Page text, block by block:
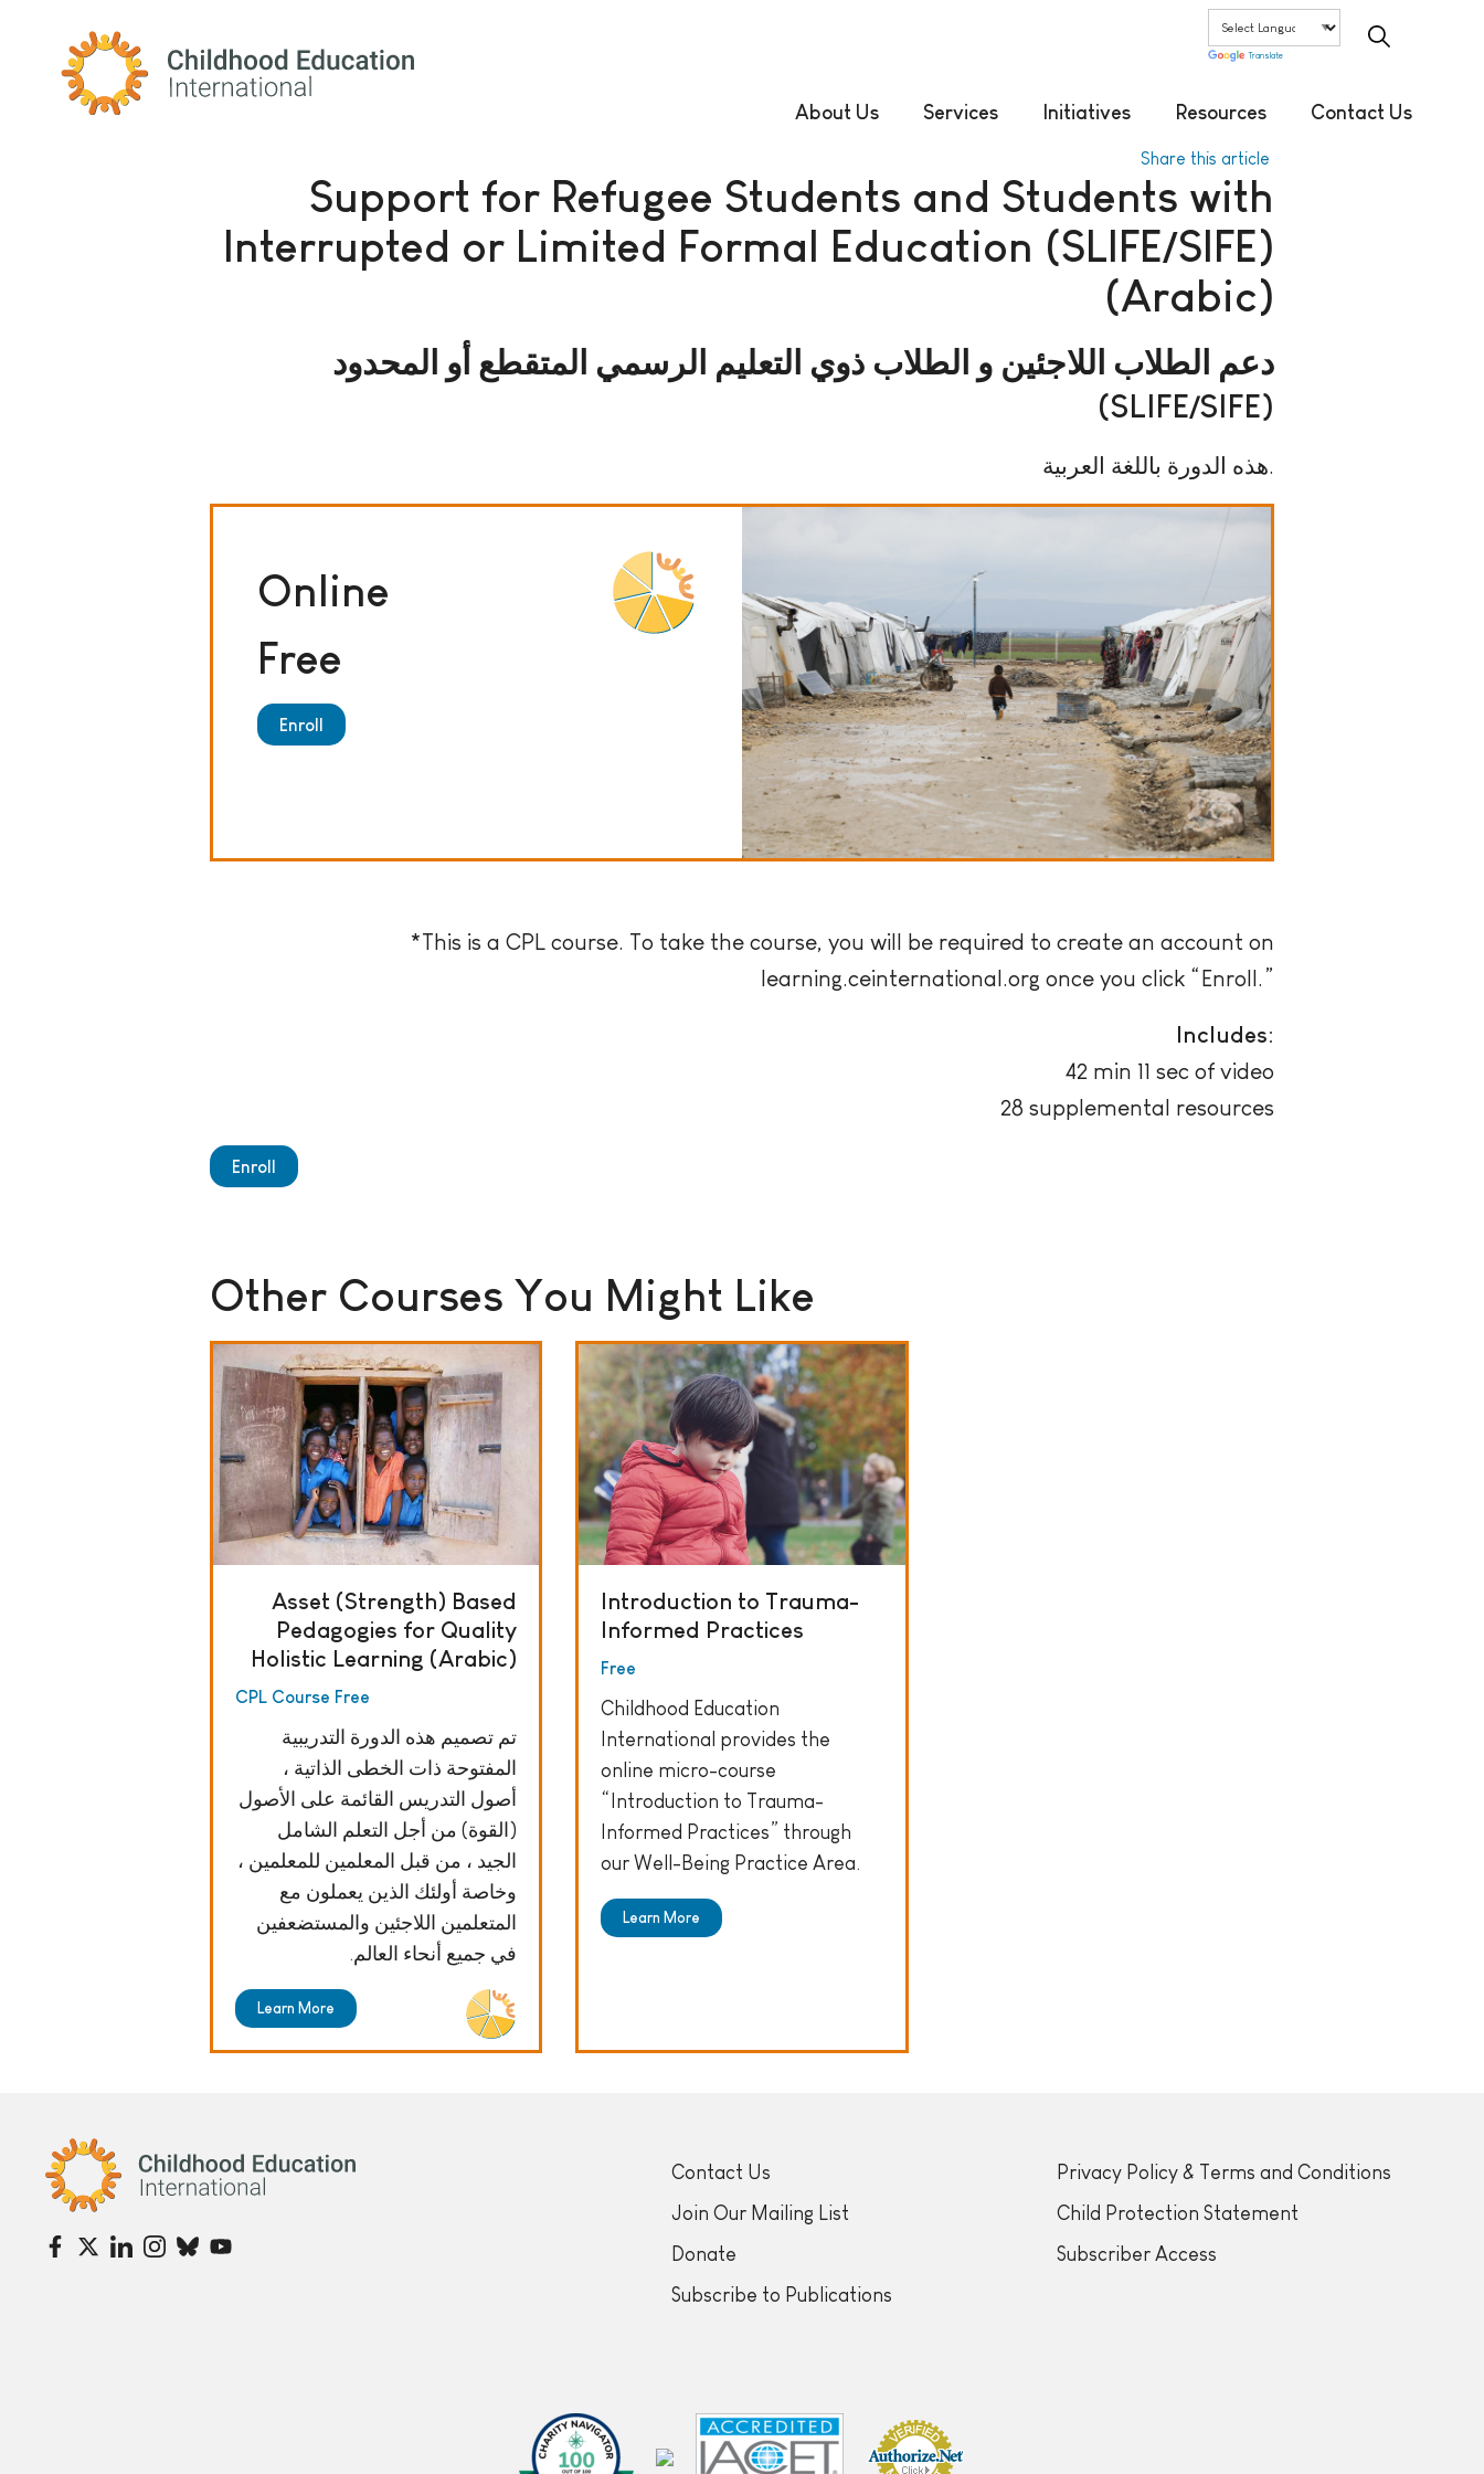
Childhood Education International
Translate
About Us Services Initiatives Resources Contact Us
Share this article
Support for Refugee Students and Students with
Interrupted or Limited Formal Education (SLIFE/SIFE)
(Arabic)
دعم الطلاب اللاجئين و الطلاب ذوي التعليم الرسمي المتقطع أو المحدود
(SLIFE/SIFE)
هذه الدورة باللغة العربية.
Online
Free
Enroll
*This is a CPL course. To take the course, you will be required to create an account on
learning.ceinternational.org once you click “Enroll.”
Includes:
42 min 11 sec of video
28 supplemental resources
Enroll
Other Courses You Might Like
Asset (Strength) Based
Pedagogies for Quality
Holistic Learning (Arabic)
CPL Course Free
تم تصميم هذه الدورة التدريبية
المفتوحة ذات الخطى الذاتية ،
أصول التدريس القائمة على الأصول
(القوة) من أجل التعلم الشامل
الجيد ، من قبل المعلمين للمعلمين ،
وخاصة أولئك الذين يعملون مع
المتعلمين اللاجئين والمستضعفين
في جميع أنحاء العالم.
Learn More
Introduction to Trauma-
Informed Practices
Free
Childhood Education
International provides the
online micro-course
“Introduction to Trauma-
Informed Practices” through
our Well-Being Practice Area.
Learn More
Childhood Education International
Contact Us
Join Our Mailing List
Donate
Subscribe to Publications
Privacy Policy & Terms and Conditions
Child Protection Statement
Subscriber Access